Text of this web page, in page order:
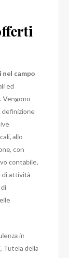
campo
ed
Vengono
allo
con
contabile,
di attività
in
Tutela della